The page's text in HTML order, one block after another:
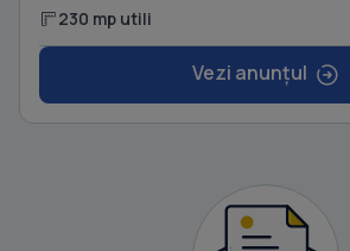
230 mp utili
Vezi anunțul